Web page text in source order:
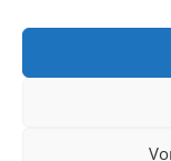
Telefon (0 91 61)